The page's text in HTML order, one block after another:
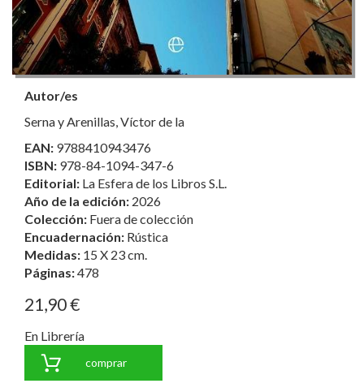
Autor/es
Serna y Arenillas, Víctor de la
EAN: 9788410943476
ISBN: 978-84-1094-347-6
Editorial: La Esfera de los Libros S.L.
Año de la edición: 2026
Colección: Fuera de colección
Encuadernación: Rústica
Medidas: 15 X 23 cm.
Páginas:478
21,90 €
En Librería
comprar